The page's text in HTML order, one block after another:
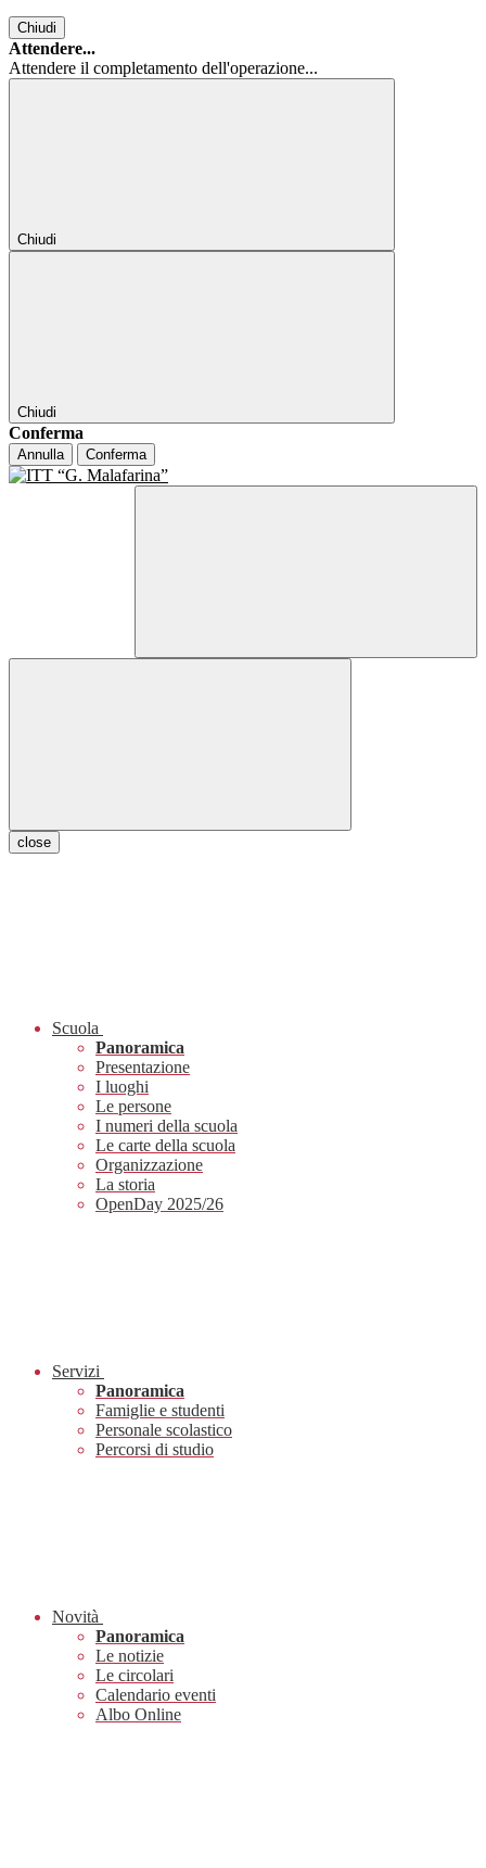
Chiudi
Attendere...
Attendere il completamento dell'operazione...
Chiudi
Chiudi
Conferma
Annulla Conferma
close
Scuola
Panoramica
Presentazione
I luoghi
Le persone
I numeri della scuola
Le carte della scuola
Organizzazione
La storia
OpenDay 2025/26
Servizi
Panoramica
Famiglie e studenti
Personale scolastico
Percorsi di studio
Novità
Panoramica
Le notizie
Le circolari
Calendario eventi
Albo Online